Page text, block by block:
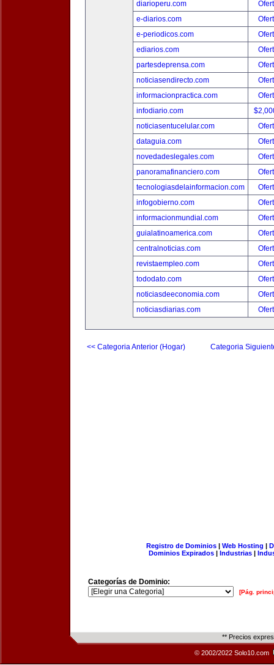
diarioperu.com
e-diarios.com
e-periodicos.com
ediarios.com
partesdeprensa.com
noticiasendirecto.com
informacionpractica.com
infodiario.com
noticiasentucelular.com
dataguia.com
novedadeslegales.com
panoramafinanciero.com
tecnologiasdelainformacion.com
infogobierno.com
informacionmundial.com
guialatinoamerica.com
centralnoticias.com
revistaempleo.com
tododato.com
noticiasdeeconomia.com
noticiasdiarias.com
<< Categoria Anterior (Hogar) Categoria
Registro de Dominios| Web Hosting |
Dominios Expirados | Industrias |
Categorías de Dominio:
[Pág.
** Precios
© 2002/2022 Solo10.com